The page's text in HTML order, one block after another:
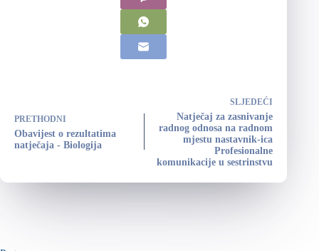
PRETHODNI
Obavijest o rezultatima
natječaja - Biologija
SLJEDEĆI
Natječaj za zasnivanje
radnog odnosa na radnom
mjestu nastavnik-ica
Profesionalne
komunikacije u sestrinstvu